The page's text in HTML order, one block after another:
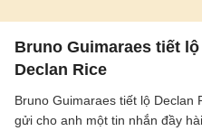
Bruno Guimaraes tiết
Declan Rice
Bruno Guimaraes tiết lộ Declan
gửi cho anh một tin nhắn đầy